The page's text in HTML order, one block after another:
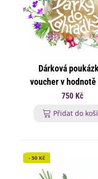
Dárková
voucher v hodnotě
Kč
750 Kč
Přidat do
- 50 Kč